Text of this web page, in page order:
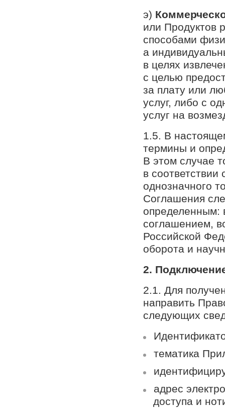
э)
или Продуктов
способами
а
в целях
с целью
за плату или
услуг, либо с
услуг на
1.5. В
термины и
В этом случае
в соответствии
однозначного
Соглашения
определенным:
соглашением,
Российской
оборота и
2.
2.1. Для
направить
следующих
тематика
адрес
доступа и